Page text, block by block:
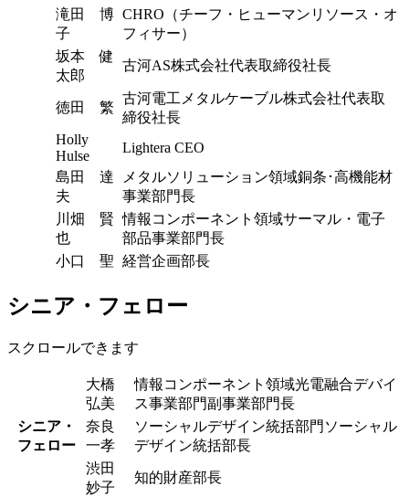
滝田 博
子
CHRO（チーフ・ヒューマンリソース・オ
フィサー）
坂本 健
太郎
古河AS株式会社代表取締役社長
徳田 繁
古河電工メタルケーブル株式会社代表取
締役社長
Holly
Hulse
Lightera CEO
島田 達
夫
メタルソリューション領域銅条･高機能材
事業部門長
川畑 賢
也
情報コンポーネント領域サーマル・電子
部品事業部門長
小口 聖 経営企画部長
シニア・フェロー
スクロールできます
シニア・
フェロー
大橋
弘美
情報コンポーネント領域光電融合デバイ
ス事業部門副事業部門長
奈良
一孝
ソーシャルデザイン統括部門ソーシャル
デザイン統括部長
渋田
妙子
知的財産部長